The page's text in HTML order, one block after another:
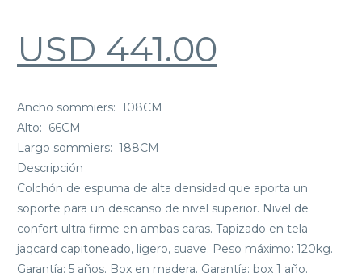
USD 441.00
Ancho sommiers: 108CM
Alto: 66CM
Largo sommiers: 188CM
Descripción
Colchón de espuma de alta densidad que aporta un
soporte para un descanso de nivel superior. Nivel de
confort ultra firme en ambas caras. Tapizado en tela
jaqcard capitoneado, ligero, suave. Peso máximo: 120kg.
Garantía: 5 años. Box en madera. Garantía: box 1 año.